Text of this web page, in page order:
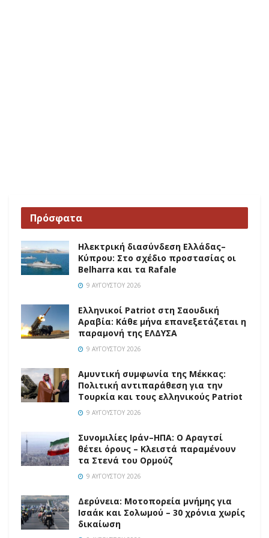
Πρόσφατα
Ηλεκτρική διασύνδεση Ελλάδας–
Κύπρου: Στο σχέδιο προστασίας οι
Belharra και τα Rafale
9 ΑΥΓΟΎΣΤΟΥ 2026
Ελληνικοί Patriot στη Σαουδική
Αραβία: Κάθε μήνα επανεξετάζεται η
παραμονή της ΕΛΔΥΣΑ
9 ΑΥΓΟΎΣΤΟΥ 2026
Αμυντική συμφωνία της Μέκκας:
Πολιτική αντιπαράθεση για την
Τουρκία και τους ελληνικούς Patriot
9 ΑΥΓΟΎΣΤΟΥ 2026
Συνομιλίες Ιράν–ΗΠΑ: Ο Αραγτσί
θέτει όρους – Κλειστά παραμένουν
τα Στενά του Ορμούζ
9 ΑΥΓΟΎΣΤΟΥ 2026
Δερύνεια: Μοτοπορεία μνήμης για
Ισαάκ και Σολωμού – 30 χρόνια χωρίς
δικαίωση